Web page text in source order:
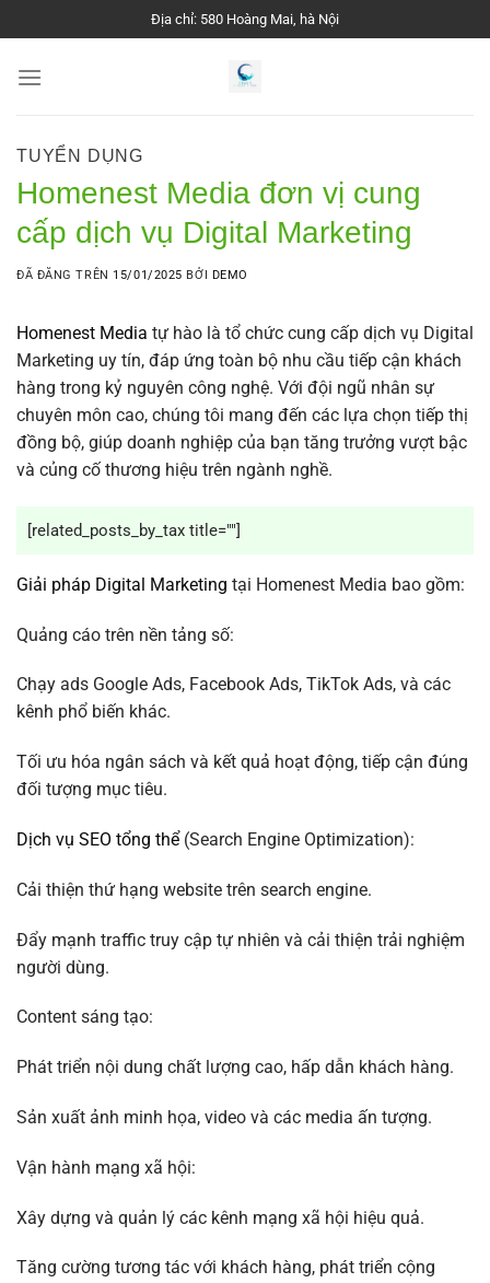
đến
nội
Địa chỉ: 580 Hoàng Mai, hà Nội
TUYỂN DỤNG
Homenest Media đơn vị cung
cấp dịch vụ Digital Marketing
ĐÃ ĐĂNG TRÊN 15/01/2025 BỞI DEMO
Homenest Media tự hào là tổ chức cung cấp dịch vụ Digital
Marketing uy tín, đáp ứng toàn bộ nhu cầu tiếp cận khách
hàng trong kỷ nguyên công nghệ. Với đội ngũ nhân sự
chuyên môn cao, chúng tôi mang đến các lựa chọn tiếp thị
đồng bộ, giúp doanh nghiệp của bạn tăng trưởng vượt bậc
và củng cố thương hiệu trên ngành nghề.
[related_posts_by_tax title=""]
Giải pháp Digital Marketing tại Homenest Media bao gồm:
Quảng cáo trên nền tảng số:
Chạy ads Google Ads, Facebook Ads, TikTok Ads, và các
kênh phổ biến khác.
Tối ưu hóa ngân sách và kết quả hoạt động, tiếp cận đúng
đối tượng mục tiêu.
Dịch vụ SEO tổng thể(Search Engine Optimization):
Cải thiện thứ hạng website trên search engine.
Đẩy mạnh traffic truy cập tự nhiên và cải thiện trải nghiệm
người dùng.
Content sáng tạo:
Phát triển nội dung chất lượng cao, hấp dẫn khách hàng.
Sản xuất ảnh minh họa, video và các media ấn tượng.
Vận hành mạng xã hội:
Xây dựng và quản lý các kênh mạng xã hội hiệu quả.
Tăng cường tương tác với khách hàng, phát triển cộng